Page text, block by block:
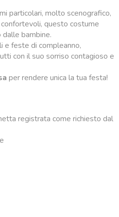
particolari, molto scenografico,
questo costume
bambine.
e feste di compleanno,
con il suo sorriso contagioso e
per rendere unica la tua festa!
registrata come richiesto dal